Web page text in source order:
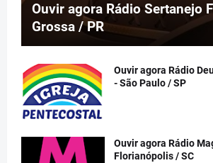
Ouvir agora Rádio Sertanejo
Grossa / PR
Ouvir agora Rádio
- São Paulo / SP
Ouvir agora Rádio
Florianópolis / SC